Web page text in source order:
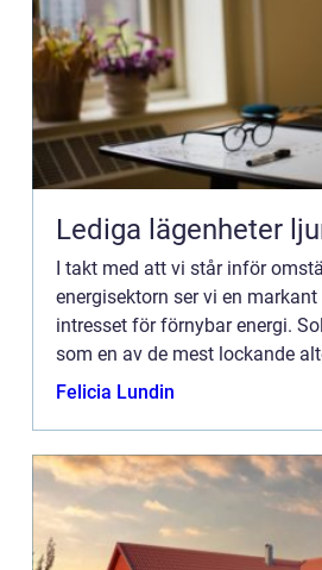
Lediga lägenheter
I takt med att vi står inför
energisektorn ser vi en
intresset för förnybar energi.
som en av de mest lockande
privatpersoner, företa...
Felicia Lundin